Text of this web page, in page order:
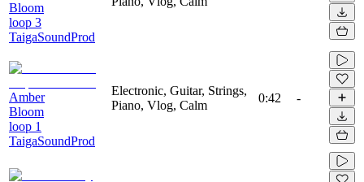
Bloom
loop 3
TaigaSoundProd
Amber
Bloom
loop 1
TaigaSoundProd
Electronic, Guitar, Strings,
Piano, Vlog, Calm
0:42 -